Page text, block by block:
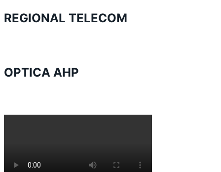
REGIONAL TELECOM
OPTICA AHP